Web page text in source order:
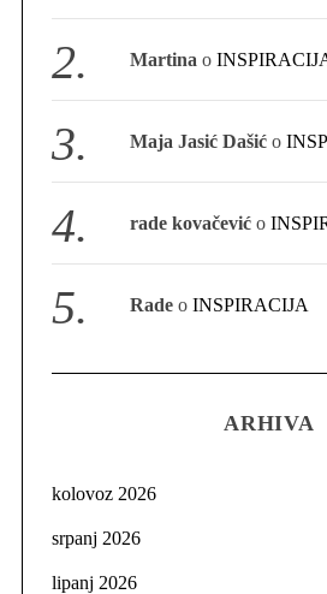
Martina o
Maja Jasić Dašić o
rade kovačević o
Rade oINSPIRACIJA
ARHIVA
kolovoz 2026
srpanj 2026
lipanj 2026
a
c
h
o
r